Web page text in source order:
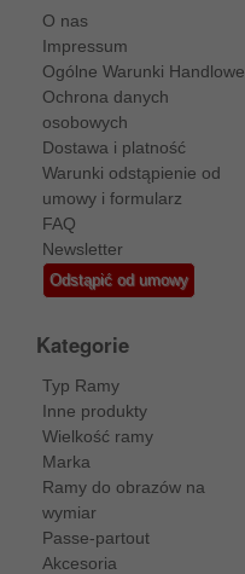
O nas
Impressum
Ogólne Warunki Handlowe
Ochrona danych
osobowych
Dostawa i platność
Warunki odstąpienie od
umowy i formularz
FAQ
Newsletter
Odstąpić od umowy
Kategorie
Typ Ramy
Inne produkty
Wielkość ramy
Marka
Ramy do obrazów na
wymiar
Passe-partout
Akcesoria